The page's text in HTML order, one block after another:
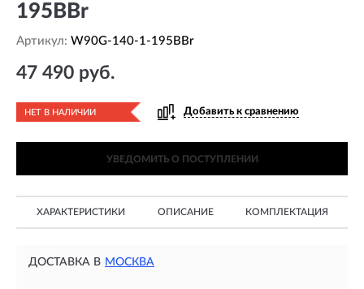
195BBr
Артикул: W90G-140-1-195BBr
47 490 руб.
НЕТ В НАЛИЧИИ Добавить к сравнению
УВЕДОМИТЬ О ПОСТУПЛЕНИИ
ХАРАКТЕРИСТИКИ ОПИСАНИЕ КОМПЛЕКТАЦИЯ
ДОСТАВКА В МОСКВА